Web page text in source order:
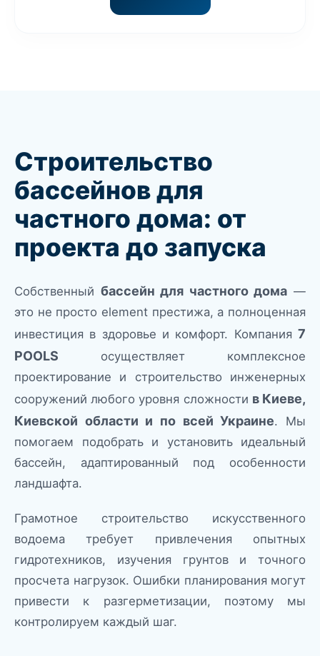
Строительство
бассейнов для
частного дома: от
проекта до запуска
Собственный бассейн для частного дома —
это не просто element престижа, а полноценная
инвестиция в здоровье и комфорт. Компания 7
POOLS осуществляет комплексное
проектирование и строительство инженерных
сооружений любого уровня сложности в Киеве,
Киевской области и по всей Украине. Мы
помогаем подобрать и установить идеальный
бассейн, адаптированный под особенности
ландшафта.
Грамотное строительство искусственного
водоема требует привлечения опытных
гидротехников, изучения грунтов и точного
просчета нагрузок. Ошибки планирования могут
привести к разгерметизации, поэтому мы
контролируем каждый шаг.